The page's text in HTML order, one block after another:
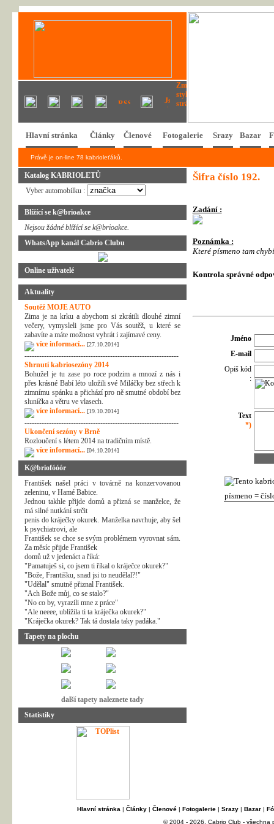
Hlavní stránka Články Členové Fotogalerie Srazy Bazar
Právě je on-line 78 kabrioleťáků.
Katalog KABRIOLETŮ
Vyber automobilku :
Blížící se k@brioakce
Nejsou žádné blížící se k@brioakce.
WhatsApp kanál Cabrio Clubu
Online uživatelé
Aktuality
Soutěž MOJE AUTO
Zima je na krku a abychom si zkrátili dlouhé zimní
večery, vymysleli jsme pro Vás soutěž, u které se
zabavíte a máte možnost vyhrát i zajímavé ceny.
více informací... [27.10.2014]
---------------------------------------------------------------
Shrnutí kabriosezóny 2014
Bohužel je tu zase po roce podzim a mnozí z nás i
přes krásné Babí léto uložili své Miláčky bez střech k
zimnímu spánku a přichází pro ně smutné období bez
sluníčka a větru ve vlasech.
více informací... [19.10.2014]
---------------------------------------------------------------
Ukončení sezóny v Brně
Rozloučení s létem 2014 na tradičním místě.
více informací... [04.10.2014]
K@briofóóór
František našel práci v továrně na konzervovanou
zeleninu, v Hamé Babice.
Jednou takhle přijde domů a přizná se manželce, že
má silné nutkání strčit
penis do kráječky okurek. Manželka navrhuje, aby šel
k psychiatrovi, ale
František se chce se svým problémem vyrovnat sám.
Za měsíc přijde František
domů už v jedenáct a říká:
"Pamatuješ si, co jsem ti říkal o kráječce okurek?"
"Bože, Františku, snad jsi to neudělal?!"
"Udělal" smutně přiznal František.
"Ach Bože můj, co se stalo?"
"No co by, vyrazili mne z práce"
"Ale neeee, ublížila ti ta kráječka okurek?"
"Kráječka okurek? Tak tá dostala taky padáka."
Tapety na plochu
další tapety naleznete tady
Statistiky
Šifra číslo 192.
Zadání :
Poznámka :
Které písmeno tam
Kontrola správné
Jméno
E-mail
Opiš kód
:
Text
*)
písmeno =
Hlavní stránka | Články| Členové| Fotogalerie| Srazy| Bazar|
© 2004 - 2026, Cabrio Club - všechna